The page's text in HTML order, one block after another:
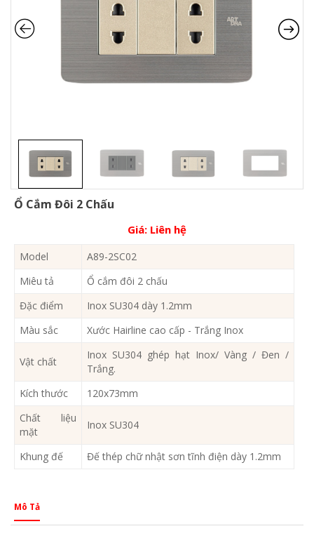
Ổ Cắm Đôi 2 Chấu
Giá: Liên hệ
Model
A89-2SC02
Miêu tả
Ổ cắm đôi 2 chấu
Đặc điểm
Inox SU304 dày 1.2mm
Màu sắc
Xước Hairline cao cấp - Trắng Inox
Vật chất
Inox SU304 ghép hạt Inox/ Vàng / Đen /
Trắng.
Kích thước
120x73mm
Chất liệu
mặt
Inox SU304
Khung đế Đế thép chữ nhật sơn tĩnh điện dày 1.2mm
Mô Tả